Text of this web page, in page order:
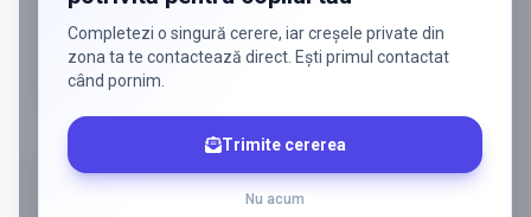
Completezi o singură cerere, iar creșele private din
zona ta te contactează direct. Ești primul contactat
când pornim.
Trimite cererea
Nu acum
Discută despre o colaborare